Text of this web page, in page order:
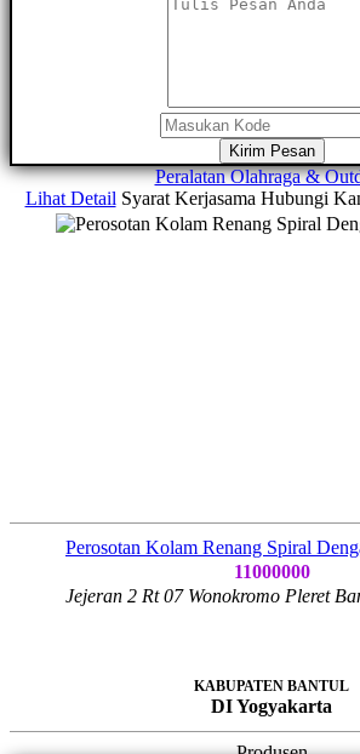
Kirim Pesan
Peralatan Olahraga &
Lihat Detail Syarat Kerjasama Hubungi
Perosotan Kolam Renang Spiral
11000000
Jejeran 2 Rt 07 Wonokromo Pleret
KABUPATEN BANTUL
DI Yogyakarta